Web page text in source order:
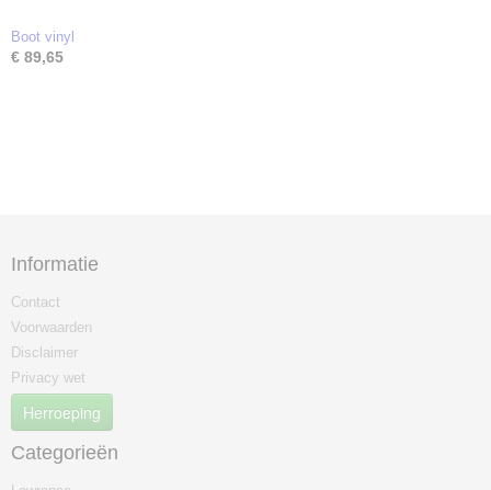
Boot vinyl
€ 89,65
Informatie
Contact
Voorwaarden
Disclaimer
Privacy wet
Herroeping
Categorieën